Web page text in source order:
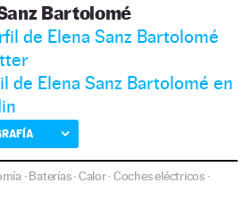
Bartolomé
de Elena Sanz Bartolomé
de Elena Sanz Bartolomé en
·Baterías·Calor·Coches eléctricos ·